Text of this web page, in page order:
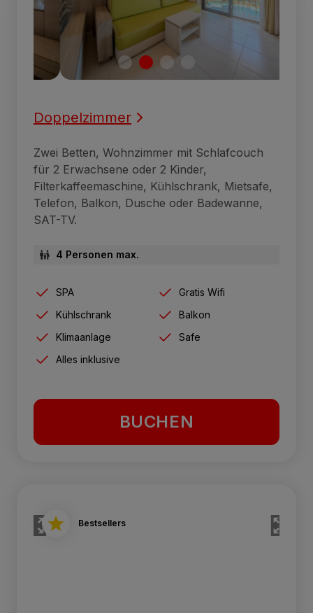
Doppelzimmer
Zwei Betten, Wohnzimmer mit Schlafcouch
für 2 Erwachsene oder 2 Kinder,
Filterkaffeemaschine, Kühlschrank, Mietsafe,
Telefon, Balkon, Dusche oder Badewanne,
SAT-TV.
4 Personen max.
SPA
Gratis Wifi
Kühlschrank
Balkon
Klimaanlage
Safe
Alles inklusive
BUCHEN
Bestsellers